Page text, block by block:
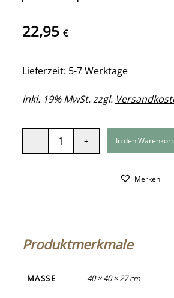
22,95 €
Lieferzeit: 5-7 Werktage
inkl. 19% MwSt. zzgl.
In den
Merken
Produktmerkmale
MASSE 40 × 40 × 27 cm